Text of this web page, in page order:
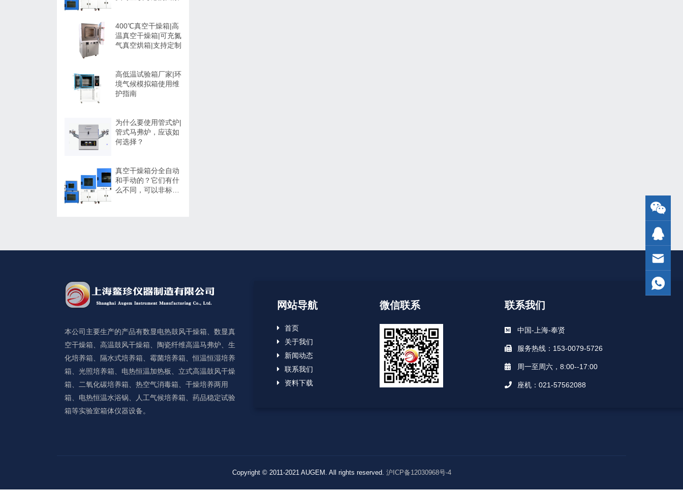
400℃真空干燥箱|高
温真空干燥箱|可充氮
气真空烘箱|支持定制
高低温试验箱厂家|环
境气候模拟箱使用维
护指南
为什么要使用管式炉|
管式马弗炉，应该如
何选择？
真空干燥箱分全自动
和手动的？它们有什
么不同，可以非标定
本公司主要生产的产品有数显电热鼓风干燥箱、数显真
空干燥箱、高温鼓风干燥箱、陶瓷纤维高温马弗炉、生
化培养箱、隔水式培养箱、霉菌培养箱、恒温恒湿培养
箱、光照培养箱、电热恒温加热板、立式高温鼓风干燥
箱、二氧化碳培养箱、热空气消毒箱、干燥培养两用
箱、电热恒温水浴锅、人工气候培养箱、药品稳定试验
箱等实验室箱体仪器设备。
网站导航
首页
关于我们
新闻动态
联系我们
资料下载
微信联系 联系我们
中国-上海-奉贤
服务热线：153-0079-5726
周一至周六，8:00--17:00
座机：021-57562088
Copyright © 2011-2021 AUGEM. All rights reserved. 沪ICP备12030968号-4